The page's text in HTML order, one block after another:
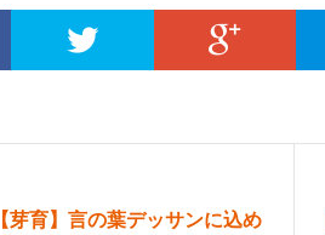
【芽育】言の葉デッサンに込め